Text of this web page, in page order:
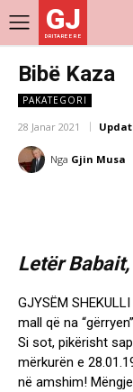
GJ
DRITARE E RE
Bibë Kaza
PAKATEGORI
28 Janar 2021
Nga Gjin Musa
Letër
GJYSËM
mall që na
Si sot, pikërisht
mërkurën e
në amshim!